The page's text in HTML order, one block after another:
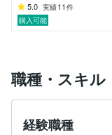
5.0 実績11 件
購入可能
職種・スキル
経験職種